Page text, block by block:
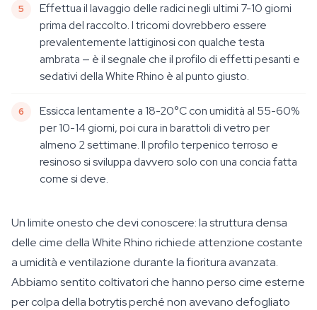
Effettua il lavaggio delle radici negli ultimi 7-10 giorni
prima del raccolto. I tricomi dovrebbero essere
prevalentemente lattiginosi con qualche testa
ambrata — è il segnale che il profilo di effetti pesanti e
sedativi della White Rhino è al punto giusto.
Essicca lentamente a 18-20°C con umidità al 55-60%
per 10-14 giorni, poi cura in barattoli di vetro per
almeno 2 settimane. Il profilo terpenico terroso e
resinoso si sviluppa davvero solo con una concia fatta
come si deve.
Un limite onesto che devi conoscere: la struttura densa
delle cime della White Rhino richiede attenzione costante
a umidità e ventilazione durante la fioritura avanzata.
Abbiamo sentito coltivatori che hanno perso cime esterne
per colpa della botrytis perché non avevano defogliato